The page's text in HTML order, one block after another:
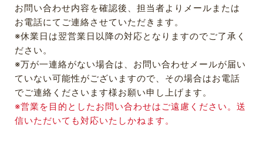
お問い合わせ内容を確認後、担当者よりメールまたは
お電話にてご連絡させていただきます。
※休業日は翌営業日以降の対応となりますのでご了承く
ださい。
※万が一連絡がない場合は、お問い合わせメールが届い
ていない可能性がございますので、その場合はお電話
でご連絡くださいます様お願い申し上げます。
※営業を目的としたお問い合わせはご遠慮ください。送
信いただいても対応いたしかねます。